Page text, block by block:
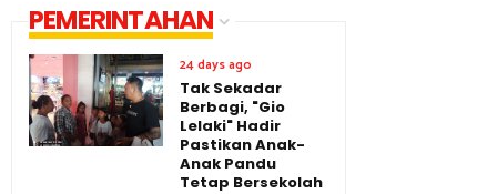
PEMERINTAHAN
24 days ago
Tak Sekadar
Berbagi, "Gio
Lelaki" Hadir
Pastikan Anak-
Anak Pandu
Tetap Bersekolah